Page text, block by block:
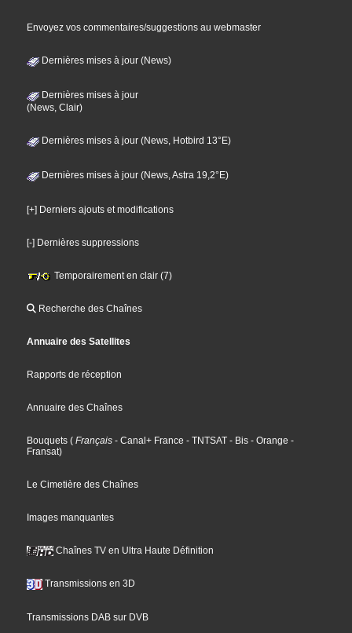
Envoyez vos commentaires/suggestions au webmaster
Dernières mises à jour (News)
Dernières mises à jour
(News, Clair)
Dernières mises à jour (News, Hotbird 13°E)
Dernières mises à jour (News, Astra 19,2°E)
[+] Derniers ajouts et modifications
[-] Dernières suppressions
Temporairement en clair (7)
Recherche des Chaînes
Annuaire des Satellites
Rapports de réception
Annuaire des Chaînes
Bouquets ( Français - Canal+ France - TNTSAT - Bis - Orange -
Fransat)
Le Cimetière des Chaînes
Images manquantes
Chaînes TV en Ultra Haute Définition
Transmissions en 3D
Transmissions DAB sur DVB